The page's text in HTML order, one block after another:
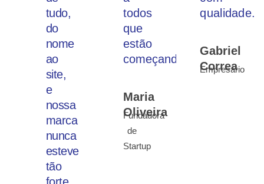
tudo,
do
nome
ao
site,
e
nossa
marca
nunca
esteve
tão
todos
que
estão
começando!
Maria
Oliveira
Fundadora
de
Startup
qualidade.
Gabriel
Correa
Empresário